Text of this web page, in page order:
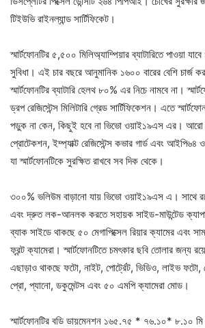
টিইউভি রাইনল্যান্ড সার্টিফিকেট।
স্মার্টফোনটির ৫,৫০০ মিলিঅ্যাম্পিয়ার ব্যাটারিতে পাওয়া
সুবিধা। এই চার বছরে আনুমানিক ১৬০০ বারের বেশি চার্জ
স্মার্টফোনটির ব্যাটারি হেলথ ৮০% এর নিচে নামবে না।
ড্রপ রেজিস্টেন্স মিলিটারি গ্রেড সার্টিফিকেশন। এতে
পড়ুক না কেন, কিছুই হবে না ভিভো ওয়াই১৯এস এর। আরো
প্রোটেকশন, ইম্প্যাক্ট রেজিস্টেন্স কভার গার্ড এবং আইপি৬৪
যা স্মার্টফোনটিকে সুরক্ষিত রাখবে সব দিক থেকে।
৩০০% ভলিউম বাড়ানো যায় ভিভো ওয়াই১৯এস এ। সাথে
এবং দ্রুত লক-আনলক করতে সহায়ক সাইড-মাউন্টেড
ব্যাক সাইডে থাকছে ৫০ মেগাপিক্সেল রিয়ার ক্যামের এবং
ফ্রন্ট ক্যামেরা। স্মার্টফোনটিতে চমৎকার ছবি তোলার জন্য
এছাড়াও থাকছে ফটো, নাইট, পোর্ট্রেট, ভিডিও, লাইভ
প্রো, প্যানো, ডকুমেন্টস এবং ৫০ এমপি ক্যামেরা মোড।
স্মার্টফোনটির বডি ডায়মেনশন ১৬৫.৭৫ * ৭৬.১০* ৮.১০